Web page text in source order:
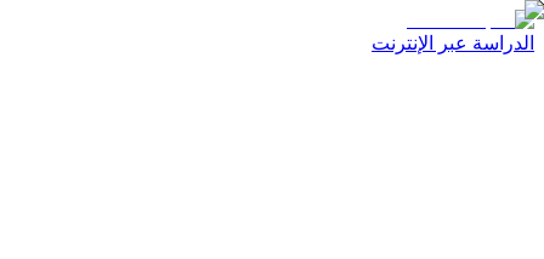
الدراسة عبر الإنترنت